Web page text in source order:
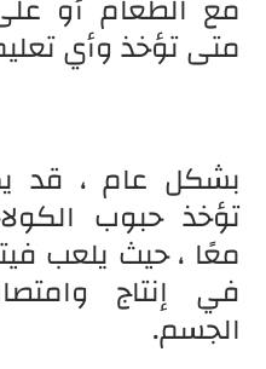
متى تؤخذ وأي
بشكل عام ، قد
تؤخذ حبوب
معًا ، حيث يلعب
في إنتاج
الجسم.